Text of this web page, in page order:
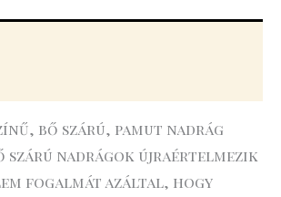
bő szárú, pamut nadrág
szárú nadrágok újraértelmezik
fogalmát azáltal, hogy